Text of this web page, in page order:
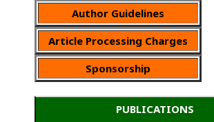
Author Guidelines
Article Processing Charges
Sponsorship
PUBLICATIONS